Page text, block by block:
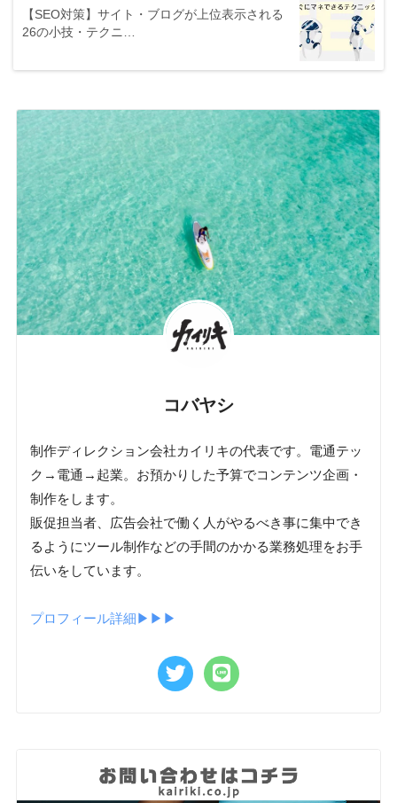
【SEO対策】サイト・ブログが上位表示される
26の小技・テクニ…
コバヤシ
制作ディレクション会社カイリキの代表です。電通テッ
ク→電通→起業。お預かりした予算でコンテンツ企画・
制作をします。
販促担当者、広告会社で働く人がやるべき事に集中でき
るようにツール制作などの手間のかかる業務処理をお手
伝いをしています。
プロフィール詳細▶︎▶︎▶︎